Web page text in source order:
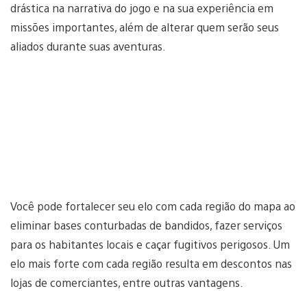
drástica na narrativa do jogo e na sua experiência em
missões importantes, além de alterar quem serão seus
aliados durante suas aventuras.
Você pode fortalecer seu elo com cada região do mapa ao
eliminar bases conturbadas de bandidos, fazer serviços
para os habitantes locais e caçar fugitivos perigosos. Um
elo mais forte com cada região resulta em descontos nas
lojas de comerciantes, entre outras vantagens.